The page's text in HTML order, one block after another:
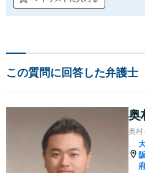
この質問に回答した弁護士
奥
奥村
阪